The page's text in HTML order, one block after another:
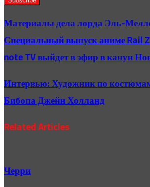
Материалы дела лорда Эль-
Специальный выпуск аниме Rail
note TV выйдет в эфир в канун
Интервью: Художник по
Бибопа Джейн Холланд
Related Articles
Черри